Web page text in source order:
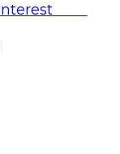
Save